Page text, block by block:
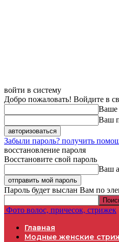
войти в систему
Добро пожаловать! Войдите в
Ваше
Ваш
Забыли пароль? получить
восстановление пароля
Восстановите свой пароль
Ваш
Пароль будет выслан Вам по
Фото волос, причесок, стрижек
Главная
Модные женские